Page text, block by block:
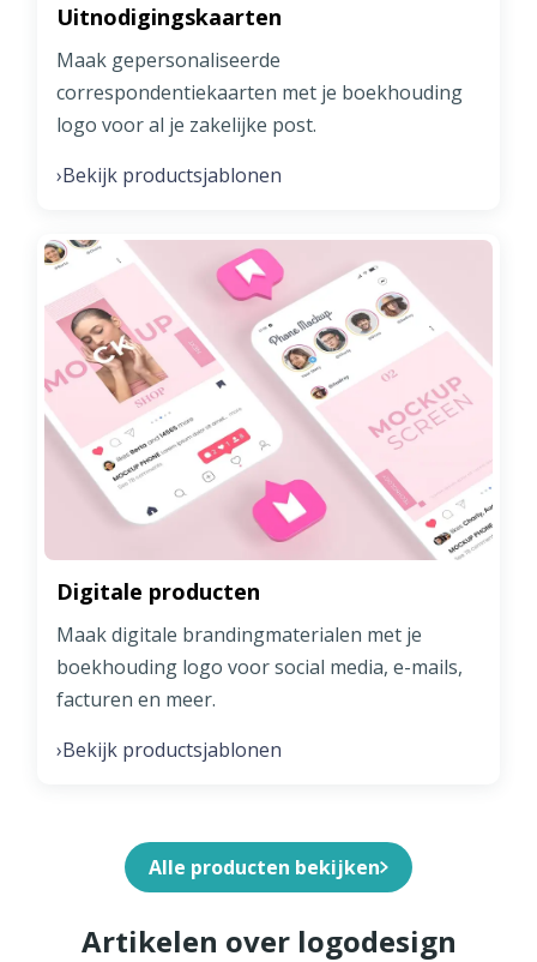
Uitnodigingskaarten
Maak gepersonaliseerde
correspondentiekaarten met je boekhouding
logo voor al je zakelijke post.
›Bekijk productsjablonen
Digitale producten
Maak digitale brandingmaterialen met je
boekhouding logo voor social media, e-mails,
facturen en meer.
›Bekijk productsjablonen
Alle producten bekijken
Artikelen over logodesign